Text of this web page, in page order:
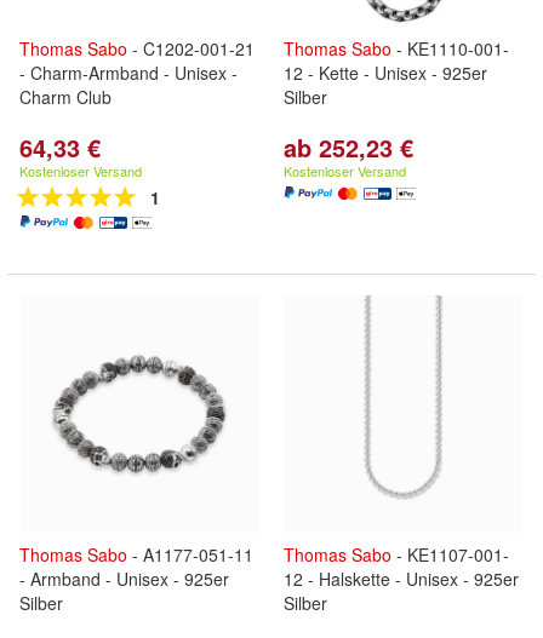
Thomas Sabo - C1202-001-21
- Charm-Armband - Unisex -
Charm Club
64,33 €
Kostenloser Versand
1
Thomas Sabo - KE1110-001-
12 - Kette - Unisex - 925er
Silber
ab 252,23 €
Kostenloser Versand
Thomas Sabo - A1177-051-11
- Armband - Unisex - 925er
Silber
Thomas Sabo - KE1107-001-
12 - Halskette - Unisex - 925er
Silber